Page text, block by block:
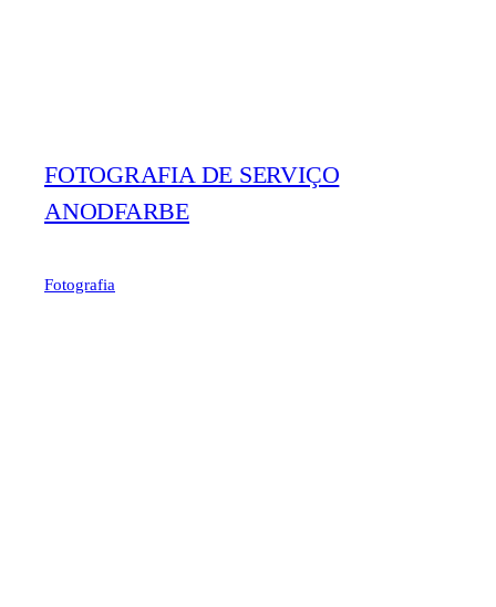
FOTOGRAFIA DE SERVIÇO
ANODFARBE
Fotografia